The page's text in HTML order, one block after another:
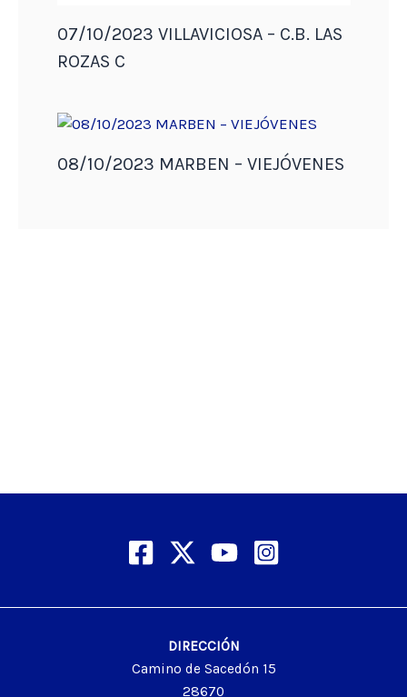
07/10/2023 VILLAVICIOSA – C.B. LAS
ROZAS C
08/10/2023 MARBEN – VIEJÓVENES
DIRECCIÓN
Camino de Sacedón 15
28670